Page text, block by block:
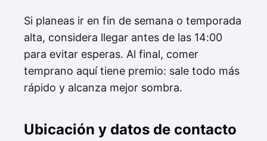
Si planeas ir en fin de semana o temporada
alta, considera llegar antes de las 14:00
para evitar esperas. Al final, comer
temprano aquí tiene premio: sale todo más
rápido y alcanza mejor sombra.
Ubicación y datos de contacto